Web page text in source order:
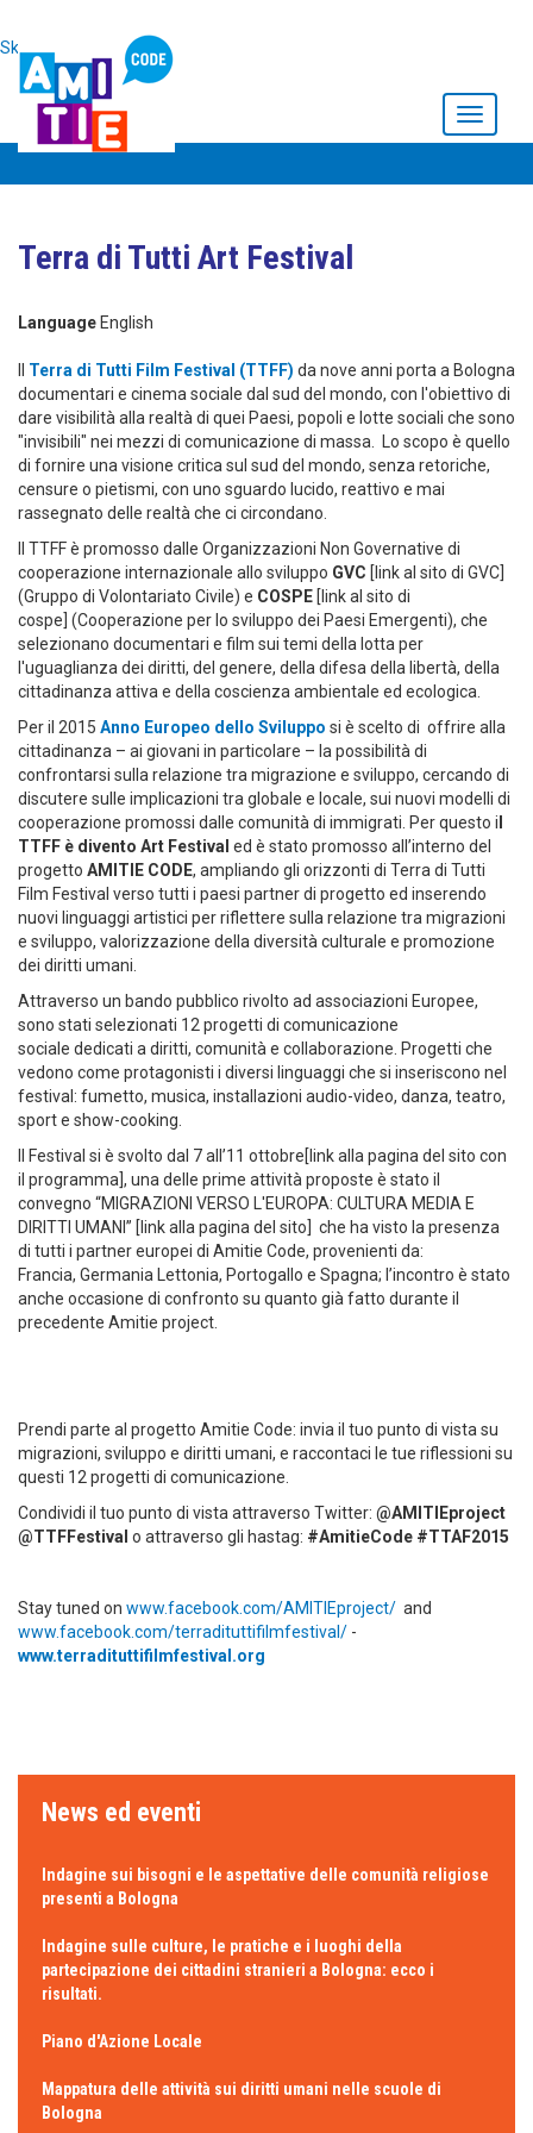
Skip to main content
Toggle
Terra di Tutti Art Festival
Language English
Terra di Tutti Film Festival (TTFF) da nove anni porta a Bologna
documentari e cinema sociale dal sud del mondo, con l'obiettivo di
dare visibilità alla realtà di quei Paesi, popoli e lotte sociali che sono
"invisibili" nei mezzi di comunicazione di massa. Lo scopo è quello
di fornire una visione critica sul sud del mondo, senza retoriche,
censure o pietismi, con uno sguardo lucido, reattivo e mai
rassegnato delle realtà che ci circondano.
Il TTFF è promosso dalle Organizzazioni Non Governative di
cooperazione internazionale allo sviluppo GVC [link al sito di GVC]
(Gruppo di Volontariato Civile) e COSPE [link al sito di
cospe] (Cooperazione per lo sviluppo dei Paesi Emergenti), che
selezionano documentari e film sui temi della lotta per
l'uguaglianza dei diritti, del genere, della difesa della libertà, della
cittadinanza attiva e della coscienza ambientale ed ecologica.
Per il 2015 Anno Europeo dello Sviluppo si è scelto di offrire alla
cittadinanza – ai giovani in particolare – la possibilità di
confrontarsi sulla relazione tra migrazione e sviluppo, cercando di
discutere sulle implicazioni tra globale e locale, sui nuovi modelli di
cooperazione promossi dalle comunità di immigrati. Per questo i
TTFF è divento Art Festival ed è stato promosso all’interno del
progetto AMITIE CODE, ampliando gli orizzonti di Terra di Tutti
Film Festival verso tutti i paesi partner di progetto ed inserendo
nuovi linguaggi artistici per riflettere sulla relazione tra migrazioni
e sviluppo, valorizzazione della diversità culturale e promozione
dei diritti umani.
Attraverso un bando pubblico rivolto ad associazioni Europee,
sono stati selezionati 12 progetti di comunicazione
sociale dedicati a diritti, comunità e collaborazione. Progetti che
vedono come protagonisti i diversi linguaggi che si inseriscono nel
festival: fumetto, musica, installazioni audio-video, danza, teatro,
sport e show-cooking.
Il Festival si è svolto dal 7 all’11 ottobre[link alla pagina del sito con
il programma], una delle prime attività proposte è stato il
convegno “MIGRAZIONI VERSO L'EUROPA: CULTURA MEDIA E
DIRITTI UMANI” [link alla pagina del sito] che ha visto la presenza
di tutti i partner europei di Amitie Code, provenienti da:
Francia, Germania Lettonia, Portogallo e Spagna; l’incontro è stato
anche occasione di confronto su quanto già fatto durante il
precedente Amitie project.
Prendi parte al progetto Amitie Code: invia il tuo punto di vista su
migrazioni, sviluppo e diritti umani, e raccontaci le tue riflessioni su
questi 12 progetti di comunicazione.
Condividi il tuo punto di vista attraverso Twitter: @AMITIEproject
@TTFFestival o attraverso gli hastag: #AmitieCode #TTAF2015
Stay tuned on www.facebook.com/AMITIEproject/ and
www.facebook.com/terradituttifilmfestival/ -
www.terradituttifilmfestival.org
News ed eventi
Indagine sui bisogni e le aspettative delle comunità religiose
presenti a Bologna
Indagine sulle culture, le pratiche e i luoghi della
partecipazione dei cittadini stranieri a Bologna: ecco i
risultati.
Piano d'Azione Locale
Mappatura delle attività sui diritti umani nelle scuole di
Bologna